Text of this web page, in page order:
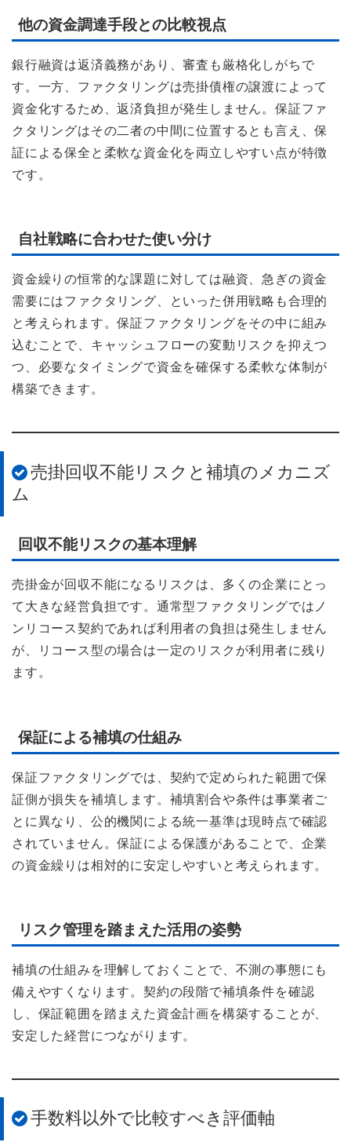
他の資金調達手段との比較視点
銀行融資は返済義務があり、審査も厳格化しがちで
す。一方、ファクタリングは売掛債権の譲渡によって
資金化するため、返済負担が発生しません。保証ファ
クタリングはその二者の中間に位置するとも言え、保
証による保全と柔軟な資金化を両立しやすい点が特徴
です。
自社戦略に合わせた使い分け
資金繰りの恒常的な課題に対しては融資、急ぎの資金
需要にはファクタリング、といった併用戦略も合理的
と考えられます。保証ファクタリングをその中に組み
込むことで、キャッシュフローの変動リスクを抑えつ
つ、必要なタイミングで資金を確保する柔軟な体制が
構築できます。
売掛回収不能リスクと補填のメカニズ
ム
回収不能リスクの基本理解
売掛金が回収不能になるリスクは、多くの企業にとっ
て大きな経営負担です。通常型ファクタリングではノ
ンリコース契約であれば利用者の負担は発生しません
が、リコース型の場合は一定のリスクが利用者に残り
ます。
保証による補填の仕組み
保証ファクタリングでは、契約で定められた範囲で保
証側が損失を補填します。補填割合や条件は事業者ご
とに異なり、公的機関による統一基準は現時点で確認
されていません。保証による保護があることで、企業
の資金繰りは相対的に安定しやすいと考えられます。
リスク管理を踏まえた活用の姿勢
補填の仕組みを理解しておくことで、不測の事態にも
備えやすくなります。契約の段階で補填条件を確認
し、保証範囲を踏まえた資金計画を構築することが、
安定した経営につながります。
手数料以外で比較すべき評価軸